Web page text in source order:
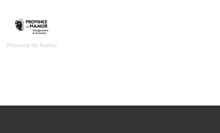
Province de Namur